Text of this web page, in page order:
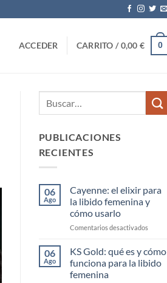
ACCEDER CARRITO /0,00€ 0
PUBLICACIONES
RECIENTES
06
Ago
Cayenne: el elixir para
la libido femenina y
cómo usarlo
Comentarios desactivadosen
el
elixir
para
06
Ago
KS Gold: qué es y cómo
funciona para la libido
femenina